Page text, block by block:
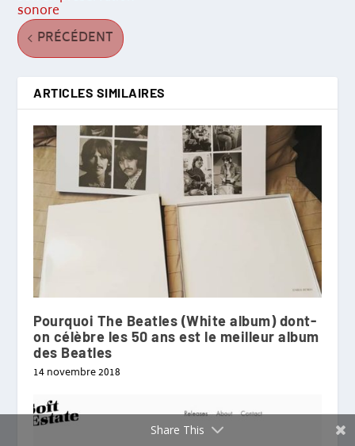
sonore
PRÉCÉDENT
ARTICLES SIMILAIRES
Pourquoi The Beatles (White album) dont-
on célèbre les 50 ans est le meilleur album
des Beatles
14 novembre 2018
Share This